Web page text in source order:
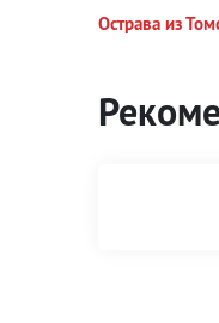
Острава из